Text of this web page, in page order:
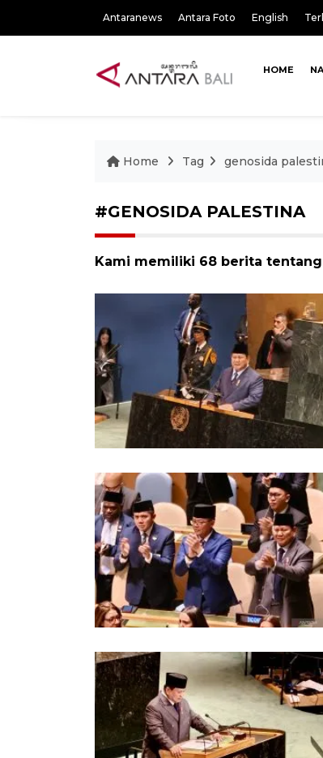
Antaranews Antara Foto English
HOME
Home Tag genosida
#GENOSIDA PALESTINA
Kami memiliki 68 berita